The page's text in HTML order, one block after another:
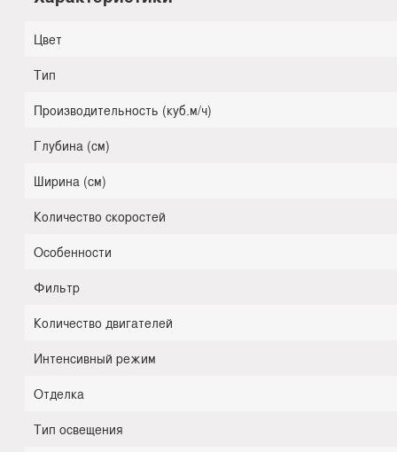
Цвет
Тип
Производительность (куб.м/ч)
Глубина (см)
Ширина (см)
Количество скоростей
Особенности
Фильтр
Количество двигателей
Интенсивный режим
Отделка
Тип освещения